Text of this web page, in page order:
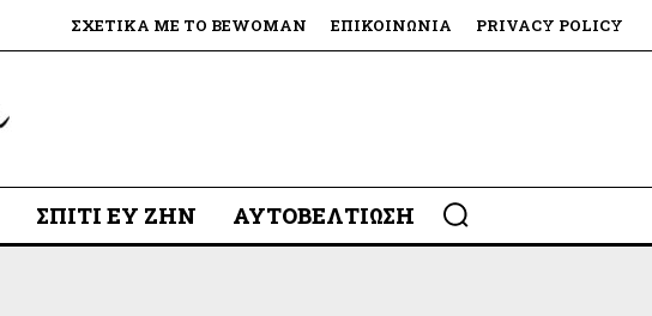
ΣΧΕΤΙΚΆ ΜΕ ΤΟ BEWOMAN ΕΠΙΚΟΙΝΩΝΊΑ PRIVACY POLICY
ΣΠΊΤΙ ΕΥ ΖΗΝ ΑΥΤΟΒΕΛΤΊΩΣΗ